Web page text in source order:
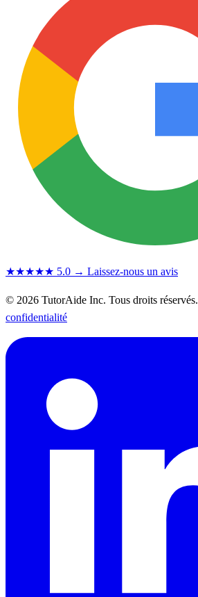
★★★★★ 5.0 → Laissez-nous un avis
© 2026 TutorAide Inc. Tous droits réservés.
confidentialité